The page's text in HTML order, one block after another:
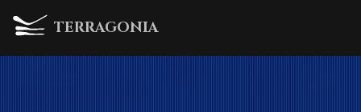
TERRAGONIA